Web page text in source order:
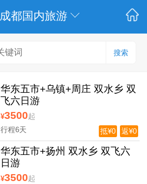
成都国内旅游
搜索
华东五市+乌镇+周庄 双水乡 双
飞六日游
¥3500起
行程6天
返¥0
抵¥0
华东五市+扬州 双水乡 双飞六
日游
¥3500起